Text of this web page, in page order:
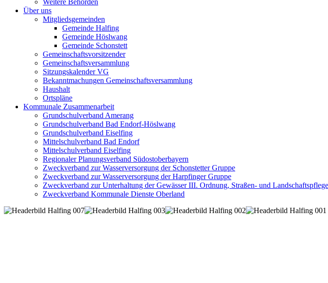
Weitere Behörden
Über uns
Mitgliedsgemeinden
Gemeinde Halfing
Gemeinde Höslwang
Gemeinde Schonstett
Gemeinschaftsvorsitzender
Gemeinschaftsversammlung
Sitzungskalender VG
Bekanntmachungen Gemeinschaftsversammlung
Haushalt
Ortspläne
Kommunale Zusammenarbeit
Grundschulverband Amerang
Grundschulverband Bad Endorf-Höslwang
Grundschulverband Eiselfing
Mittelschulverband Bad Endorf
Mittelschulverband Eiselfing
Regionaler Planungsverband Südostoberbayern
Zweckverband zur Wasserversorgung der Schonstetter Gruppe
Zweckverband zur Wasserversorgung der Harpfinger Gruppe
Zweckverband zur Unterhaltung der Gewässer III. Ordnung, Straßen- und Landschaftspflege
Zweckverband Kommunale Dienste Oberland